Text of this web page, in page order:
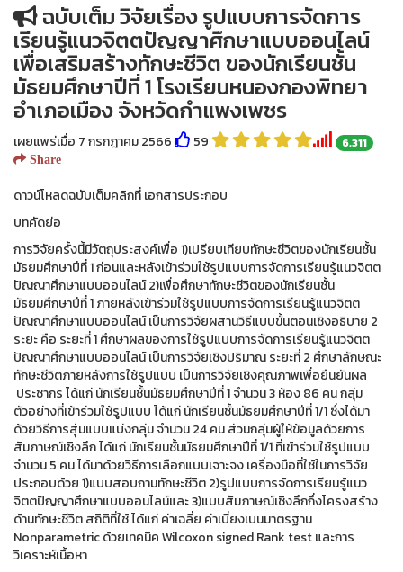
ฉบับเต็ม วิจัยเรื่อง รูปแบบการจัดการ
เรียนรู้แนวจิตตปัญญาศึกษาแบบออนไลน์
เพื่อเสริมสร้างทักษะชีวิต ของนักเรียนชั้น
มัธยมศึกษาปีที่ 1 โรงเรียนหนองกองพิทยา
อำเภอเมือง จังหวัดกำแพงเพชร
เผยแพร่เมื่อ 7 กรกฎาคม 2566 59 6,311
Share
ดาวน์โหลดฉบับเต็มคลิกที่ เอกสารประกอบ
บทคัดย่อ
การวิจัยครั้งนี้มีวัตถุประสงค์เพื่อ 1)เปรียบเทียบทักษะชีวิตของนักเรียนชั้น
มัธยมศึกษาปีที่ 1 ก่อนและหลังเข้าร่วมใช้รูปแบบการจัดการเรียนรู้แนวจิตต
ปัญญาศึกษาแบบออนไลน์ 2)เพื่อศึกษาทักษะชีวิตของนักเรียนชั้น
มัธยมศึกษาปีที่ 1 ภายหลังเข้าร่วมใช้รูปแบบการจัดการเรียนรู้แนวจิตต
ปัญญาศึกษาแบบออนไลน์ เป็นการวิจัยผสานวิธีแบบขั้นตอนเชิงอธิบาย 2
ระยะ คือ ระยะที่ 1 ศึกษาผลของการใช้รูปแบบการจัดการเรียนรู้แนวจิตต
ปัญญาศึกษาแบบออนไลน์ เป็นการวิจัยเชิงปริมาณ ระยะที่ 2 ศึกษาลักษณะ
ทักษะชีวิตภายหลังการใช้รูปแบบ เป็นการวิจัยเชิงคุณภาพเพื่อยืนยันผล
ประชากร ได้แก่ นักเรียนชั้นมัธยมศึกษาปีที่ 1 จำนวน 3 ห้อง 86 คน กลุ่ม
ตัวอย่างที่เข้าร่วมใช้รูปแบบ ได้แก่ นักเรียนชั้นมัธยมศึกษาปีที่ 1/1 ซึ่งได้มา
ด้วยวิธีการสุ่มแบบแบ่งกลุ่ม จำนวน 24 คน ส่วนกลุ่มผู้ให้ข้อมูลด้วยการ
สัมภาษณ์เชิงลึก ได้แก่ นักเรียนชั้นมัธยมศึกษาปีที่ 1/1 ที่เข้าร่วมใช้รูปแบบ
จำนวน 5 คน ได้มาด้วยวิธีการเลือกแบบเจาะจง เครื่องมือที่ใช้ในการวิจัย
ประกอบด้วย 1)แบบสอบถามทักษะชีวิต 2)รูปแบบการจัดการเรียนรู้แนว
จิตตปัญญาศึกษาแบบออนไลน์และ 3)แบบสัมภาษณ์เชิงลึกกึ่งโครงสร้าง
ด้านทักษะชีวิต สถิติที่ใช้ ได้แก่ ค่าเฉลี่ย ค่าเบี่ยงเบนมาตรฐาน
Nonparametric ด้วยเทคนิค Wilcoxon signed Rank test และการ
วิเคราะห์เนื้อหา